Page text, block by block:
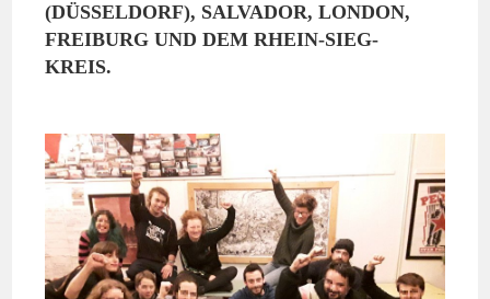
(DÜSSELDORF), SALVADOR, LONDON,
FREIBURG UND DEM RHEIN-SIEG-
KREIS.